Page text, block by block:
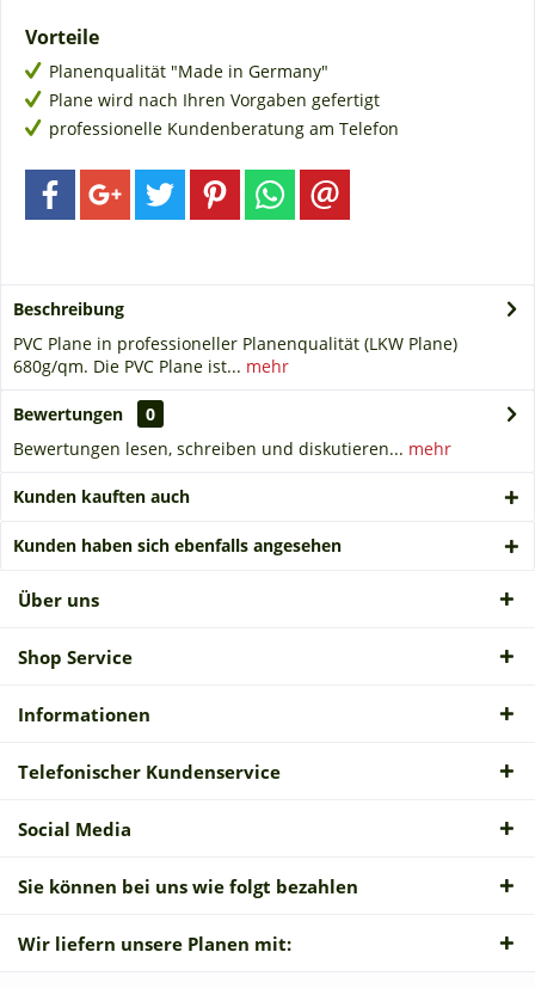
Vorteile
Planenqualität "Made in Germany"
Plane wird nach Ihren Vorgaben gefertigt
professionelle Kundenberatung am Telefon
Beschreibung
PVC Plane in professioneller Planenqualität (LKW Plane)
680g/qm. Die PVC Plane ist... mehr
Bewertungen
0
Bewertungen lesen, schreiben und diskutieren... mehr
Kunden kauften auch
Kunden haben sich ebenfalls angesehen
Über uns
Shop Service
Informationen
Telefonischer Kundenservice
Social Media
Sie können bei uns wie folgt bezahlen
Wir liefern unsere Planen mit: